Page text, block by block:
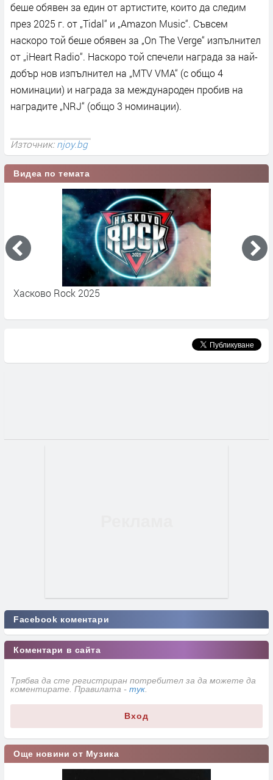
беше обявен за един от артистите, които да следим
през 2025 г. от „Tidal“ и „Amazon Music“. Съвсем
наскоро той беше обявен за „On The Verge“ изпълнител
от „iHeart Radio“. Наскоро той спечели награда за най-
добър нов изпълнител на „MTV VMA“ (с общо 4
номинации) и награда за международен пробив на
наградите „NRJ“ (общо 3 номинации).
Източник: njoy.bg
Видеа по темата
Хасково Rock 2025
Facebook коментари
Коментари в сайта
Трябва да сте регистриран потребител за да можете да
коментирате. Правилата - тук.
Вход
Още новини от Музика